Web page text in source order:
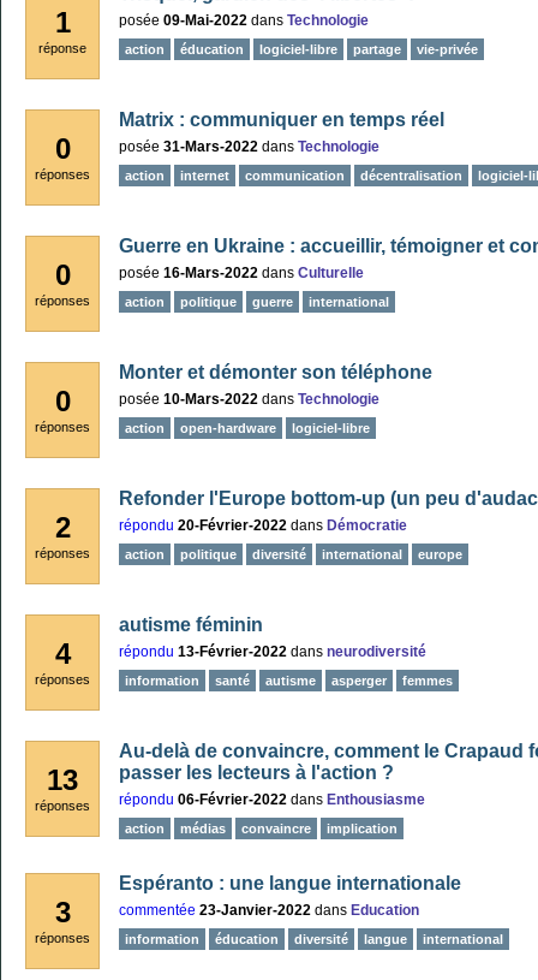
1
réponse
posée 09-Mai-2022 dans Technologie
action éducation logiciel-libre partage vie-privée
0
réponses
Matrix : communiquer en temps réel
posée 31-Mars-2022 dans Technologie
action internet communication décentralisation logiciel-
0
réponses
Guerre en Ukraine : accueillir, témoigner et
posée 16-Mars-2022 dans Culturelle
action politique guerre international
0
réponses
Monter et démonter son téléphone
posée 10-Mars-2022 dans Technologie
action open-hardware logiciel-libre
2
réponses
Refonder l'Europe bottom-up (un peu
répondu 20-Février-2022 dans Démocratie
action politique diversité international europe
4
réponses
autisme féminin
répondu 13-Février-2022 dans neurodiversité
information santé autisme asperger femmes
13
réponses
Au-delà de convaincre, comment le Crapaud
passer les lecteurs à l'action ?
répondu 06-Février-2022 dans Enthousiasme
action médias convaincre implication
3
réponses
Espéranto : une langue internationale
commentée 23-Janvier-2022 dans Education
information éducation diversité langue international